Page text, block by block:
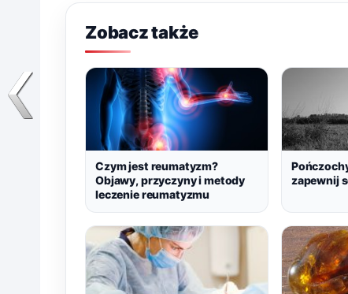
Zobacz także
Czym jest reumatyzm?
Objawy, przyczyny i metody
leczenie reumatyzmu
zapewnij